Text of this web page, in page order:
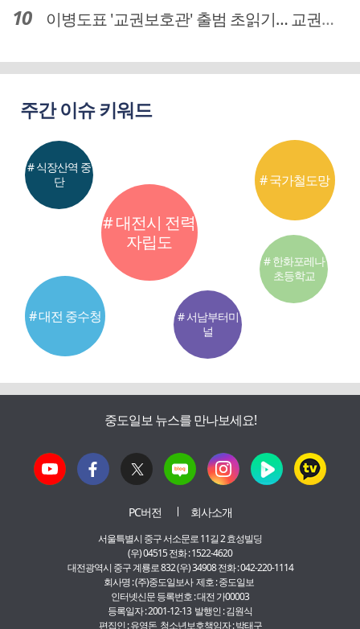
이병도표 '교권보호관' 출범 초읽기… 교권침해 대응체계 막바지 정비
주간 이슈 키워드
# 대전시 전력
자립도
# 대전 중수청
# 국가철도망
# 식장산역 중
단
# 서남부터미
널
# 한화포레나
초등학교
중도일보 뉴스를 만나보세요!
PC버전 회사소개
서울특별시 중구 서소문로 11길 2 효성빌딩
(우) 04515 전화 : 1522-4620
대전광역시 중구 계룡로 832 (우) 34908 전화 : 042-220-1114
회사명 : (주)중도일보사 제호 : 중도일보
인터넷신문 등록번호 : 대전 가00003
등록일자 : 2001-12-13 발행인 : 김원식
편집인 : 유영돈 청소년보호책임자 : 박태구